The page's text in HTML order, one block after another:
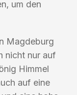
um den
Magdeburg
nicht nur auf
Himmel
auf eine